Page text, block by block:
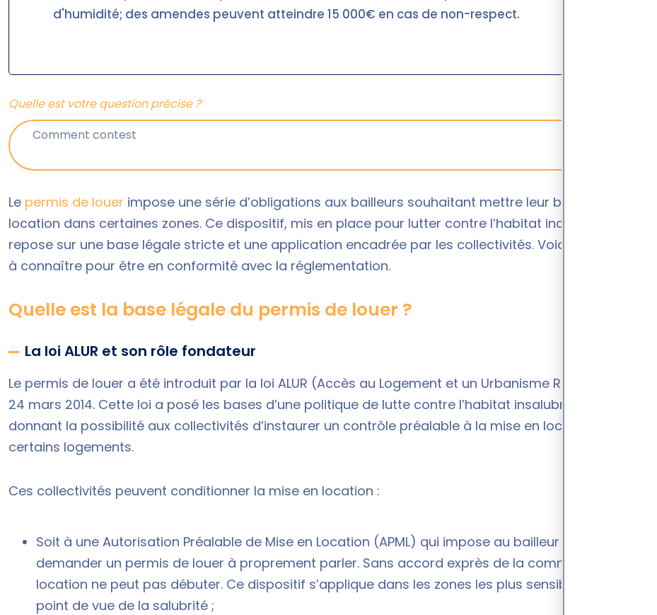
d'humidité; des amendes peuvent atteindre 15 000€ en cas de non-respect.
Quelle est votre question précise ?
Le permis de louer impose une série d’obligations aux bailleurs souhaitant mettre leur bien en
location dans certaines zones. Ce dispositif, mis en place pour lutter contre l’habitat indigne,
repose sur une base légale stricte et une application encadrée par les collectivités. Voici l’essentiel
à connaître pour être en conformité avec la réglementation.
Quelle est la base légale du permis de louer ?
La loi ALUR et son rôle fondateur
Le permis de louer a été introduit par la loi ALUR (Accès au Logement et un Urbanisme Rénové) du
24 mars 2014. Cette loi a posé les bases d’une politique de lutte contre l’habitat insalubre, en
donnant la possibilité aux collectivités d’instaurer un contrôle préalable à la mise en location de
certains logements.
Ces collectivités peuvent conditionner la mise en location :
Soit à une Autorisation Préalable de Mise en Location (APML) qui impose au bailleur de
demander un permis de louer à proprement parler. Sans accord exprès de la commune, la
location ne peut pas débuter. Ce dispositif s’applique dans les zones les plus sensibles du
point de vue de la salubrité ;